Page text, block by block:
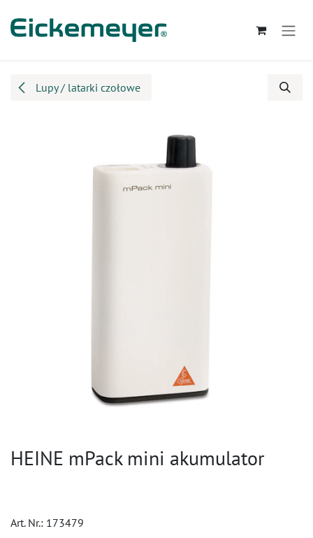
Lupy / latarki czołowe
HEINE mPack mini akumulator
Art. Nr.: 173479